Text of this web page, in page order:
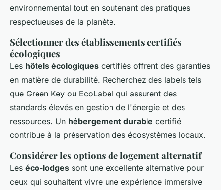
environnemental tout en soutenant des pratiques
respectueuses de la planète.
Sélectionner des établissements certifiés
écologiques
Les hôtels écologiques certifiés offrent des garanties
en matière de durabilité. Recherchez des labels tels
que Green Key ou EcoLabel qui assurent des
standards élevés en gestion de l'énergie et des
ressources. Un hébergement durable certifié
contribue à la préservation des écosystèmes locaux.
Considérer les options de logement alternatif
Les éco-lodges sont une excellente alternative pour
ceux qui souhaitent vivre une expérience immersive